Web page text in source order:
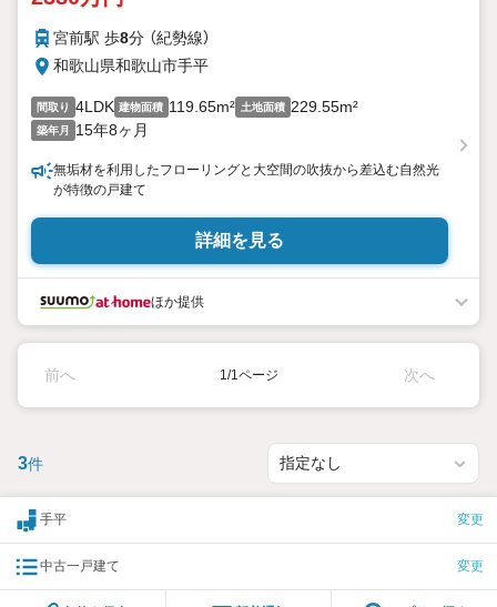
宮前駅 歩8分 （紀勢線）
和歌山県和歌山市手平
間取り 4LDK 建物面積 119.65m² 土地面積 229.55m²
築年月 15年8ヶ月
無垢材を利用したフローリングと大空間の吹抜から差込む自然光
が特徴の戸建て
詳細を見る
ほか提供
前へ 1/1ページ 次へ
3件
手平 変更
中古一戸建て 変更